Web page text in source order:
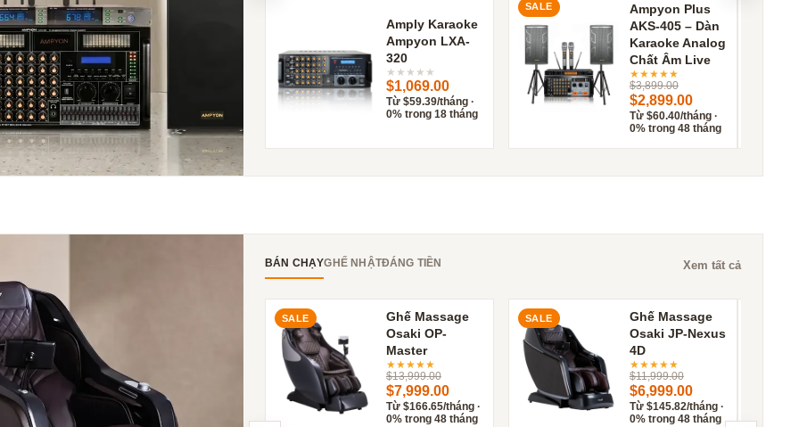
Amply Karaoke
Ampyon LXA-
320
★ ★ ★ ★ ★
$1,069.00
Từ $59.39/tháng ·
0% trong 18 tháng
SALE
Ampyon Plus
AKS-405 – Dàn
Karaoke Analog
Chất Âm Live
★★★★★
$3,899.00
$2,899.00
Từ $60.40/tháng ·
0% trong 48 tháng
BÁN CHẠYGHẾ NHẬTĐÁNG TIỀN Xem tất cả
SALE
Ghế Massage
Osaki OP-
Master
★★★★★
$13,999.00
$7,999.00
Từ $166.65/tháng ·
0% trong 48 tháng
SALE
Ghế Massage
Osaki JP-Nexus
4D
★★★★★
$11,999.00
$6,999.00
Từ $145.82/tháng ·
0% trong 48 tháng